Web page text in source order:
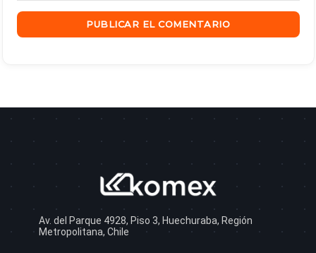
Av. del Parque 4928, Piso 3, Huechuraba, Región
Metropolitana, Chile